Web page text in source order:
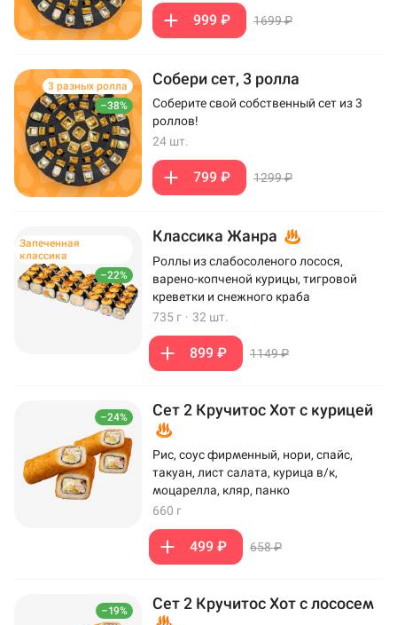
999 ₽ 1699 ₽
–38%
3 разных ролла Собери сет, 3 ролла
Соберите свой собственный сет из 3
роллов!
24 шт.
799 ₽ 1299 ₽
–22%
Запеченная
классика
Классика Жанра
Роллы из слабосоленого лосося,
варено-копченой курицы, тигровой
креветки и снежного краба
735 г · 32 шт.
899 ₽ 1149 ₽
–24% Сет 2 Кручитос Хот с курицей
Рис, соус фирменный, нори, спайс,
такуан, лист салата, курица в/к,
моцарелла, кляр, панко
660 г
499 ₽ 658 ₽
–19% Сет 2 Кручитос Хот с лососем